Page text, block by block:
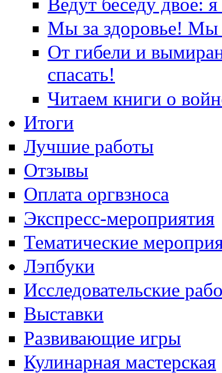
Мы за здоровье! Мы
От гибели и
спасать!
Читаем книги о
Итоги
Лучшие работы
Отзывы
Оплата оргвзноса
Экспресс-мероприятия
Тематические
Лэпбуки
Исследовательские
Выставки
Развивающие игры
Кулинарная мастерская